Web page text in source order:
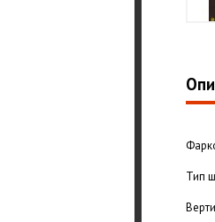
Тип